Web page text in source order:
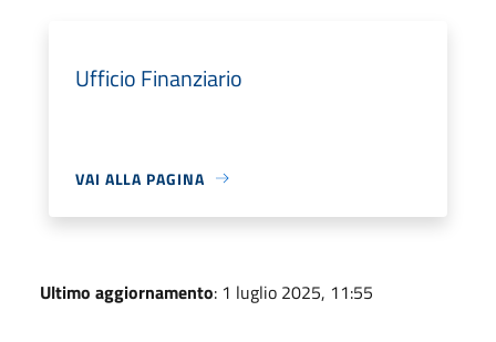
Ufficio Finanziario
VAI ALLA PAGINA
Ultimo aggiornamento: 1 luglio 2025, 11:55